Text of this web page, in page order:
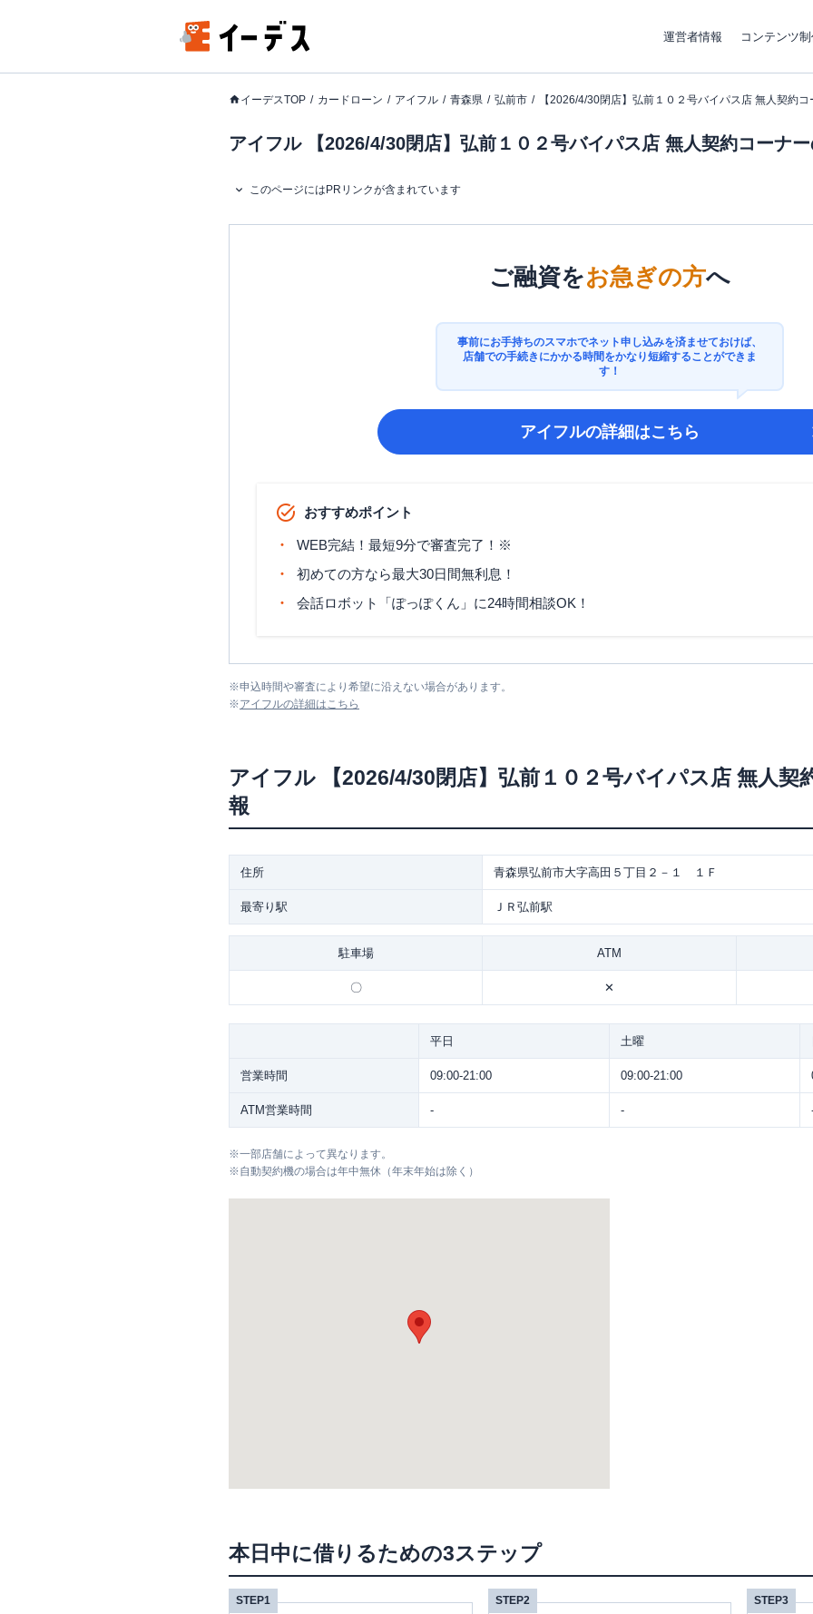
運営者情報 コンテンツ
イーデスTOP カードローン アイフル 青森県 弘前市 【2026/4/30閉店】弘前１０２号バイパス店 無人契約コ
アイフル 【2026/4/30閉店】弘前１０２号バイパス店 無人契約コーナ
このページにはPRリンクが含まれています
ご融資をお急ぎの方へ
事前にお手持ちのスマホでネット申し込みを済ませておけば、
店舗での手続きにかかる時間をかなり短縮することができま
す！
アイフルの詳細はこちら
おすすめポイント
WEB完結！最短9分で審査完了！※
初めての方なら最大30日間無利息！
会話ロボット「ぽっぽくん」に24時間相談OK！
※申込時間や審査により希望に沿えない場合があります。
※アイフルの詳細はこちら
アイフル 【2026/4/30閉店】弘前１０２号バイパス店 無人契
報
住所 青森県弘前市大字高田５丁目２－１ １Ｆ
最寄り駅 ＪＲ弘前駅
駐車場 ATM
〇 ✕
平日 土曜
営業時間 09:00-21:00 09:00-21:00
ATM営業時間 - -
※一部店舗によって異なります。
※自動契約機の場合は年中無休（年末年始は除く）
本日中に借りるための3ステップ
STEP1 STEP2 STEP3